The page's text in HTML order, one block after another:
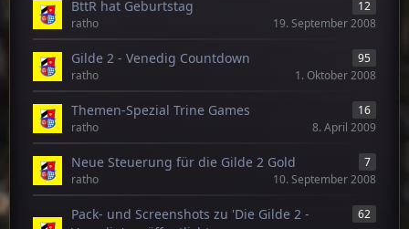
BttR hat Geburtstag
12
ratho
19. September 2008
Gilde 2 - Venedig Countdown
95
ratho
1. Oktober 2008
Themen-Spezial Trine Games
16
ratho
8. April 2009
Neue Steuerung für die Gilde 2 Gold
7
ratho
10. September 2008
Pack- und Screenshots zu 'Die Gilde 2 -
62